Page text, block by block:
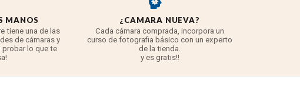
MANOS
tiene una de las
de cámaras y
probar lo que te
¿CAMARA NUEVA?
Cada cámara comprada, incorpora un
curso de fotografia básico con un experto
de la tienda.
y es gratis!!